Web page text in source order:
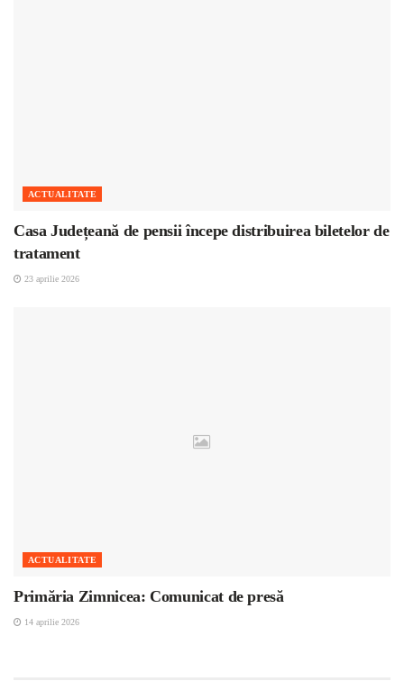
ACTUALITATE
Casa Județeană de pensii începe distribuirea biletelor de
tratament
23 aprilie 2026
ACTUALITATE
Primăria Zimnicea: Comunicat de presă
14 aprilie 2026